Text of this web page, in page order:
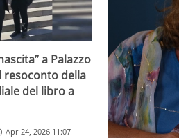
a Palazzo
resoconto della
del libro a
Apr 24, 2026 11:07